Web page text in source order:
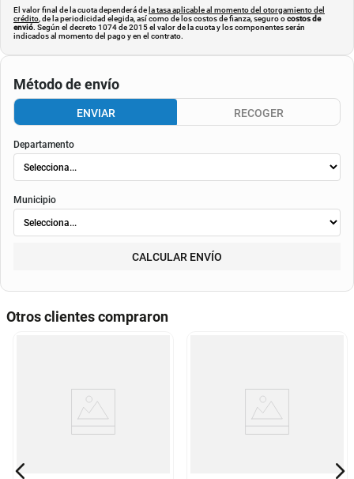
El valor final de la cuota dependerá de la tasa aplicable al momento del otorgamiento del
crédito , de la periodicidad elegida, así como de los costos de fianza, seguro ocostos de
envió. Según el decreto 1074 de 2015 el valor de la cuota y los componentes serán
indicados al momento del pago y en el contrato.
Método de envío
ENVIAR RECOGER
Departamento
Municipio
CALCULAR ENVÍO
Otros clientes compraron